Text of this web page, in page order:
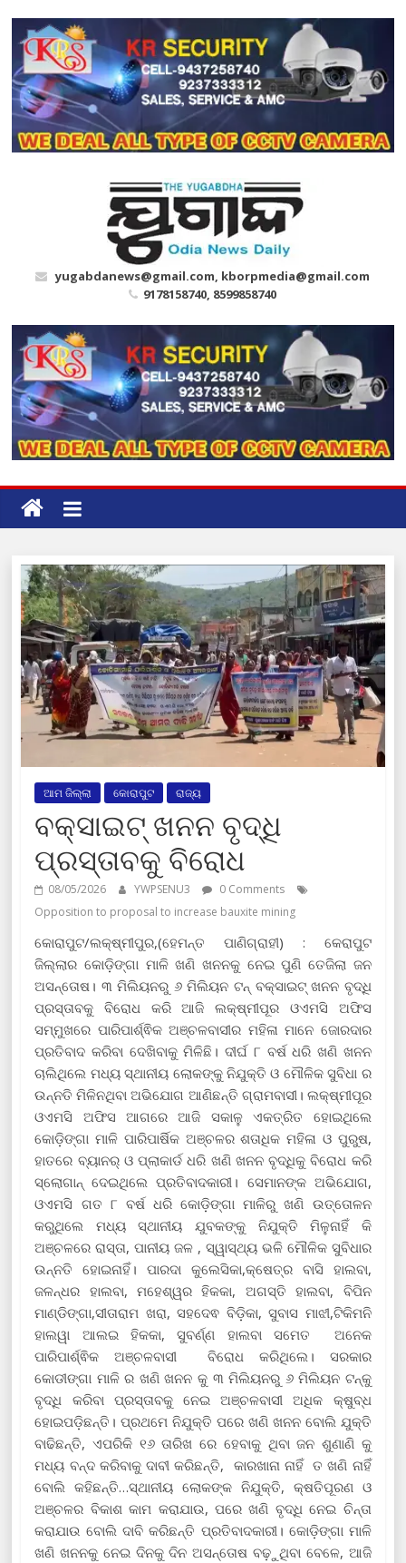
content
yugabdanews@gmail.com, kborpmedia@gmail.com
9178158740, 8599858740
ଆମ ଜିଲ୍ଲା କୋରାପୁଟ ରାଜ୍ୟ
ବକ୍ସାଇଟ୍‌ ଖନନ ବୃଦ୍ଧି
ପ୍ରସ୍ତାବକୁ ବିରୋଧ
08/05/2026 YWPSENU3
0 Comments
Opposition to proposal to increase bauxite mining
କୋରାପୁଟ/ଲକ୍ଷ୍ମୀପୁର,(ହେମନ୍ତ ପାଣିଗ୍ରାହୀ) : କେରାପୁଟ
ଜିଲ୍ଲାର କୋଡ଼ିଙ୍ଗା ମାଳି ଖଣି ଖନନକୁ ନେଇ ପୁଣି ତେଜିଲା ଜନ
ଅସନ୍ତୋଷ। ୩ ମିଲିୟନରୁ ୬ ମିଲିୟନ ଟନ୍‌ ବକ୍ସାଇଟ୍‌ ଖନନ ବୃଦ୍ଧି
ପ୍ରସ୍ତାବକୁ ବିରୋଧ କରି ଆଜି ଲକ୍ଷ୍ମୀପୂର ଓଏମସି ଅଫିସ
ସମ୍ମୁଖରେ ପାରିପାର୍ଶ୍ଵିକ ଅଞ୍ଚଳବାସୀର ମହିଳା ମାନେ ଜୋରଦାର
ପ୍ରତିବାଦ କରିବା ଦେଖିବାକୁ ମିଳିଛି। ଦୀର୍ଘ ୮ ବର୍ଷ ଧରି ଖଣି ଖନନ
ଚାଲିଥିଲେ ମଧ୍ୟ ସ୍ଥାନୀୟ ଲୋକଙ୍କୁ ନିଯୁକ୍ତି ଓ ମୌଳିକ ସୁବିଧା ର
ଉନ୍ନତି ମିଳିନଥିବା ଅଭିଯୋଗ ଆଣିଛନ୍ତି ଗ୍ରାମବାସୀ। ଲକ୍ଷ୍ମୀପୂର
ଓଏମସି ଅଫିସ ଆଗରେ ଆଜି ସକାଳୁ ଏକତ୍ରିତ ହୋଇଥିଲେ
କୋଡ଼ିଙ୍ଗା ମାଳି ପାରିପାର୍ଷିକ ଅଞ୍ଚଳର ଶତାଧିକ ମହିଳା ଓ ପୁରୁଷ,
ହାତରେ ବ୍ୟାନର୍‌ ଓ ପ୍ଲାକାର୍ଡ ଧରି ଖଣି ଖନନ ବୃଦ୍ଧିକୁ ବିରୋଧ କରି
ସ୍ଲୋଗାନ୍‌ ଦେଇଥିଲେ ପ୍ରତିବାଦକାରୀ। ସେମାନଙ୍କ ଅଭିଯୋଗ,
ଓଏମସି ଗତ ୮ ବର୍ଷ ଧରି କୋଡ଼ିଙ୍ଗା ମାଳିରୁ ଖଣି ଉତ୍ତୋଳନ
କରୁଥିଲେ ମଧ୍ୟ ସ୍ଥାନୀୟ ଯୁବକଙ୍କୁ ନିଯୁକ୍ତି ମିଳୁନାହିଁ କି
ଅଞ୍ଚଳରେ ରାସ୍ତା, ପାନୀୟ ଜଳ , ସ୍ୱାସ୍ଥ୍ୟ ଭଳି ମୌଳିକ ସୁବିଧାର
ଉନ୍ନତି ହୋଇନାହିଁ। ପାରଦା କୁଲେସିକା,କ୍ଷେତ୍ର ବାସି ହାଲବା,
ଜଳନ୍ଧର ହାଲବା, ମହେଶ୍ୱର ହିକକା, ଅଗସ୍ତି ହାଲବା, ବିପିନ
ମାଣ୍ଡିଙ୍ଗା,ସୀତାରାମ ଖରା, ସହଦେଵ ବିଡ଼ିକା, ସୁବାସ ମାଝୀ,ଟିକିମନି
ହାଲୱା ଆଲଇ ହିକକା, ସୁବର୍ଣ୍ଣ ହାଲବା ସମେତ ଅନେକ
ପାରିପାର୍ଶ୍ଵିକ ଅଞ୍ଚଳବାସୀ ବିରୋଧ କରିଥିଲେ। ସରକାର
କୋଡୀଙ୍ଗା ମାଳି ର ଖଣି ଖନନ କୁ ୩ ମିଲିୟନରୁ ୬ ମିଲିୟନ ଟନ୍‌କୁ
ବୃଦ୍ଧି କରିବା ପ୍ରସ୍ତାବକୁ ନେଇ ଅଞ୍ଚଳବାସୀ ଅଧିକ କ୍ଷୁବ୍ଧ
ହୋଇପଡ଼ିଛନ୍ତି। ପ୍ରଥମେ ନିଯୁକ୍ତି ପରେ ଖଣି ଖନନ ବୋଲି ଯୁକ୍ତି
ବାଢିଛନ୍ତି, ଏପରିକି ୧୬ ତାରିଖ ରେ ହେବାକୁ ଥିବା ଜନ ଶୁଣାଣି କୁ
ମଧ୍ୟ ବନ୍ଦ କରିବାକୁ ଦାବୀ କରିଛନ୍ତି, କାରଖାନା ନାହିଁ ତ ଖଣି ନାହିଁ
ବୋଲି କହିଛନ୍ତି…ସ୍ଥାନୀୟ ଲୋକଙ୍କ ନିଯୁକ୍ତି, କ୍ଷତିପୂରଣ ଓ
ଅଞ୍ଚଳର ବିକାଶ କାମ କରାଯାଉ, ପରେ ଖଣି ବୃଦ୍ଧି ନେଇ ଚିନ୍ତା
କରାଯାଉ ବୋଲି ଦାବି କରିଛନ୍ତି ପ୍ରତିବାଦକାରୀ। କୋଡ଼ିଙ୍ଗା ମାଳି
ଖଣି ଖନନକୁ ନେଇ ଦିନକୁ ଦିନ ଅସନ୍ତୋଷ ବଢ଼ୁଥିବା ବେଳେ, ଆଜି